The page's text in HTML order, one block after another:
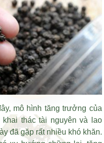
mô hình tăng trưởng của
thác tài nguyên và lao
đã gặp rất nhiều khó khăn.